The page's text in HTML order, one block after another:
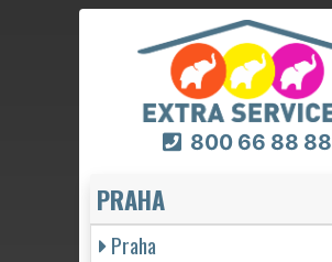
800 66 88 88
PRAHA
Praha